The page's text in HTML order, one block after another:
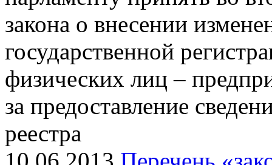
закона о внесении
государственной
физических лиц –
за предоставление
реестра